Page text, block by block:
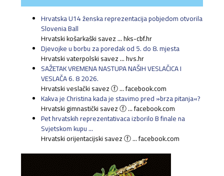
Hrvatska U14 ženska reprezentacija pobjedom otvorila
Slovenia Ball
Hrvatski košarkaški savez ... hks-cbf.hr
Djevojke u borbu za poredak od 5. do 8. mjesta
Hrvatski vaterpolski savez ... hvs.hr
SAŽETAK VREMENA NASTUPA NAŠIH VESLAČICA I
VESLAČA 6. 8 2026.
Hrvatski veslački savez ⓕ ... facebook.com
Kakva je Christina kada je stavimo pred »brza pitanja«?
Hrvatski gimnastički savez ⓕ ... facebook.com
Pet hrvatskih reprezentativaca izborilo B finale na
Svjetskom kupu ...
Hrvatski orijentacijski savez ⓕ ... facebook.com